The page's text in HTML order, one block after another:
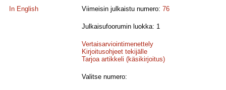
In English Viimeisin julkaistu numero:76
Julkaisufoorumin luokka: 1
Vertaisarviointimenettely
Kirjoitusohjeet tekijälle
Tarjoa artikkeli (käsikirjoitus)
Valitse numero: